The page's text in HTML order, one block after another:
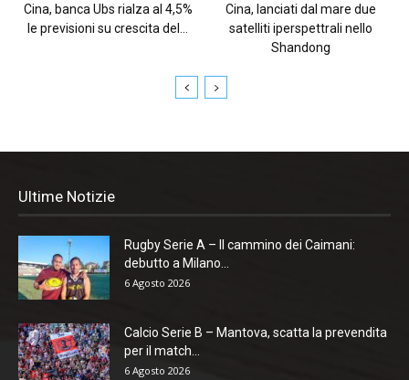
Cina, banca Ubs rialza al 4,5%
le previsioni su crescita del...
Cina, lanciati dal mare due
satelliti iperspettrali nello
Shandong
Ultime Notizie
Rugby Serie A – Il cammino dei Caimani:
debutto a Milano...
6 Agosto 2026
Calcio Serie B – Mantova, scatta la prevendita
per il match...
6 Agosto 2026